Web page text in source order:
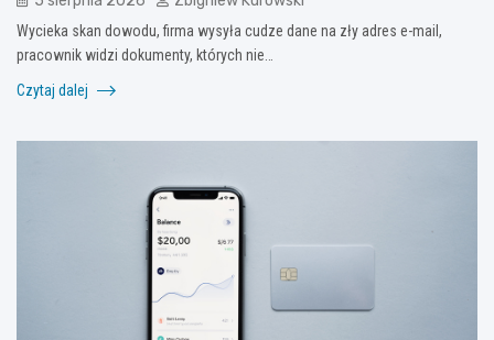
Wycieka skan dowodu, firma wysyła cudze dane na zły adres e-mail,
pracownik widzi dokumenty, których nie…
Czytaj dalej